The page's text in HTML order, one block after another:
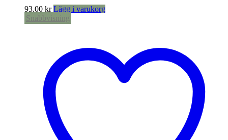
93,00 kr Lägg i varukorg
Snabbvisning